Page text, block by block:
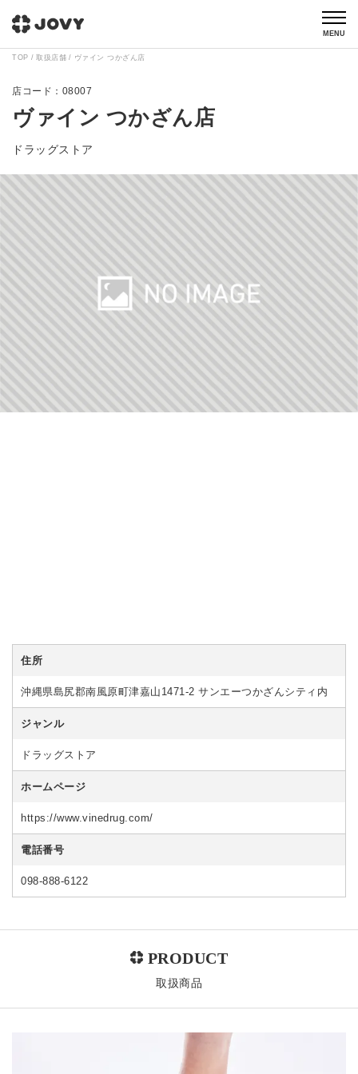
MENU
TOP 取扱店舗 ヴァイン つかざん店
08007
ヴァイン つかざん店
ドラッグストア
住所
沖縄県島尻郡南風原町津嘉山1471-2 サンエーつかざんシティ内
ジャンル
ドラッグストア
ホームページ
https://www.vinedrug.com/
電話番号
098-888-6122
取扱商品